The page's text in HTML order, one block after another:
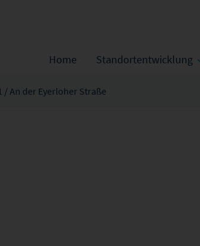
Home Standortentwicklung
/ An der Eyerloher Straße